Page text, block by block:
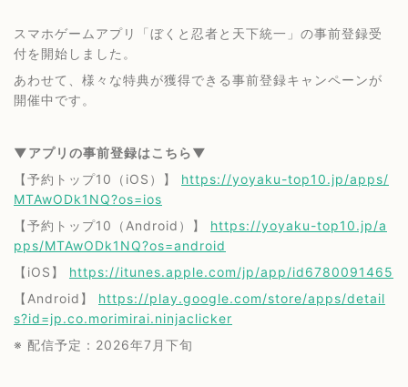
スマホゲームアプリ「ぼくと忍者と天下統一」の事前登録受
付を開始しました。
あわせて、様々な特典が獲得できる事前登録キャンペーンが
開催中です。
▼アプリの事前登録はこちら▼
【予約トップ10（iOS）】 https://yoyaku-top10.jp/apps/
MTAwODk1NQ?os=ios
【予約トップ10（Android）】 https://yoyaku-top10.jp/a
pps/MTAwODk1NQ?os=android
【iOS】 https://itunes.apple.com/jp/app/id6780091465
【Android】 https://play.google.com/store/apps/detail
s?id=jp.co.morimirai.ninjaclicker
※ 配信予定：2026年7月下旬